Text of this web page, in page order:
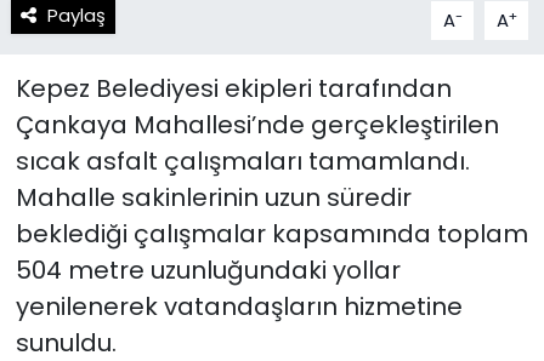
Paylaş A- A+
Kepez Belediyesi ekipleri tarafından
Çankaya Mahallesi’nde gerçekleştirilen
sıcak asfalt çalışmaları tamamlandı.
Mahalle sakinlerinin uzun süredir
beklediği çalışmalar kapsamında toplam
504 metre uzunluğundaki yollar
yenilenerek vatandaşların hizmetine
sunuldu.